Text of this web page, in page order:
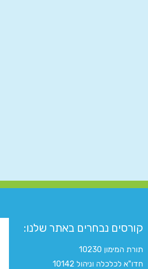
קורסים נבחרים באתר שלנו:​
תורת המימון 10230
חדו"א לכלכלה וניהול 10142